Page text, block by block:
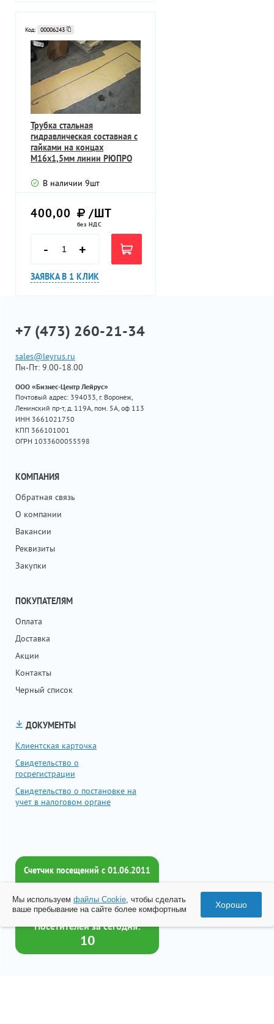
Код: 00006243
Трубка стальная
гидравлическая составная с
гайками на концах
М16х1,5мм линии РЮПРО
В наличии 9шт
400,00 /ШТ
без НДС
- +
ЗАЯВКА В 1 КЛИК
+7 (473) 260-21-34
sales@leyrus.ru
Пн-Пт: 9.00-18.00
ООО «Бизнес-Центр Лейрус»
Почтовый адрес: 394033, г. Воронеж,
Ленинский пр-т, д. 119А, пом. 5А, оф 113
ИНН 3661021750
КПП 366101001
ОГРН 1033600055598
КОМПАНИЯ
Обратная связь
О компании
Вакансии
Реквизиты
Закупки
ПОКУПАТЕЛЯМ
Оплата
Доставка
Акции
Контакты
Черный список
ДОКУМЕНТЫ
Клиентская карточка
Свидетельство о
госрегистрации
Свидетельство о постановке на
учет в налоговом органе
Счетчик посещений c 01.06.2011
Всего посетителей:
2017402
Посетителей за сегодня:
10
Мы используем файлы Cookie, чтобы сделать
ваше пребывание на сайте более комфортным
Хорошо